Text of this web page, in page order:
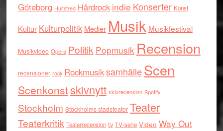
Göteborg Hultsfred Hårdrock indie Konserter Konst
Kultur Kulturpolitik Medier Musik Musikfestival
Musikvideo Opera Politik Popmusik Recension
recensioner rock RockmusiksamhälleScen
Scenkonstskivnytt skivrecension Spotify
Stockholm Stockholms stadsteater Teater
Teaterkritik Teaterrecension tv TV-serie Video Way Out